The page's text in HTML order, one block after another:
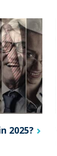
2025?